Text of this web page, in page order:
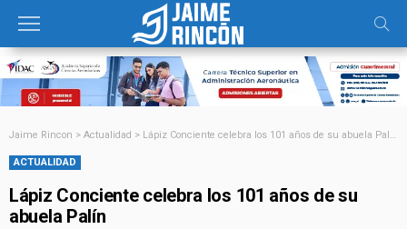
Jaime Rincon > Actualidad > Lápiz Conciente celebra los 101 años de su abuela Palín
ACTUALIDAD
Lápiz Conciente celebra los 101 años de su
abuela Palín